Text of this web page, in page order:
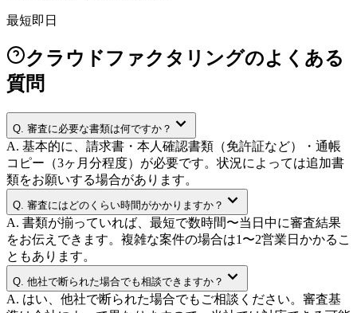
最短即日
クラウドファクタリングのよくある
質問
Q. 審査に必要な書類は何ですか？
A. 基本的に、請求書・本人確認書類（免許証など）・通帳
コピー（3ヶ月分程度）が必要です。状況によっては追加書
類をお願いする場合があります。
Q. 審査にはどのくらい時間がかかりますか？
A. 書類が揃っていれば、最短で数時間〜当日中に審査結果
をお伝えできます。複雑な案件の場合は1〜2営業日かかるこ
ともあります。
Q. 他社で断られた場合でも相談できますか？
A. はい、他社で断られた場合でもご相談ください。審査基